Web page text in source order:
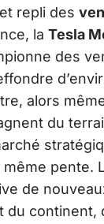
repli des
la Tesla
des
alors
du
pente.
de
du continent,